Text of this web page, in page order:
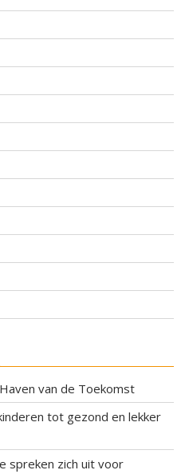
van de Toekomst
tot gezond en lekker
spreken zich uit voor